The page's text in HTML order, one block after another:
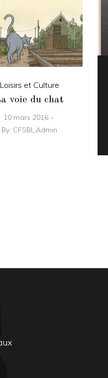
Loisirs et Culture
voie du chat
10 mars 2016
By CFSBI_Admin